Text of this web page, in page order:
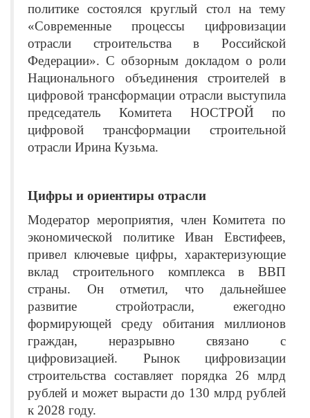
политике состоялся круглый стол на тему
«Современные процессы цифровизации
отрасли строительства в Российской
Федерации». С обзорным докладом о роли
Национального объединения строителей в
цифровой трансформации отрасли выступила
председатель Комитета НОСТРОЙ по
цифровой трансформации строительной
отрасли Ирина Кузьма.
Цифры и ориентиры отрасли
Модератор мероприятия, член Комитета по
экономической политике Иван Евстифеев,
привел ключевые цифры, характеризующие
вклад строительного комплекса в ВВП
страны. Он отметил, что дальнейшее
развитие стройотрасли, ежегодно
формирующей среду обитания миллионов
граждан, неразрывно связано с
цифровизацией. Рынок цифровизации
строительства составляет порядка 26 млрд
рублей и может вырасти до 130 млрд рублей
к 2028 году.